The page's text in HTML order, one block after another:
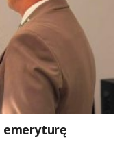
emeryturę